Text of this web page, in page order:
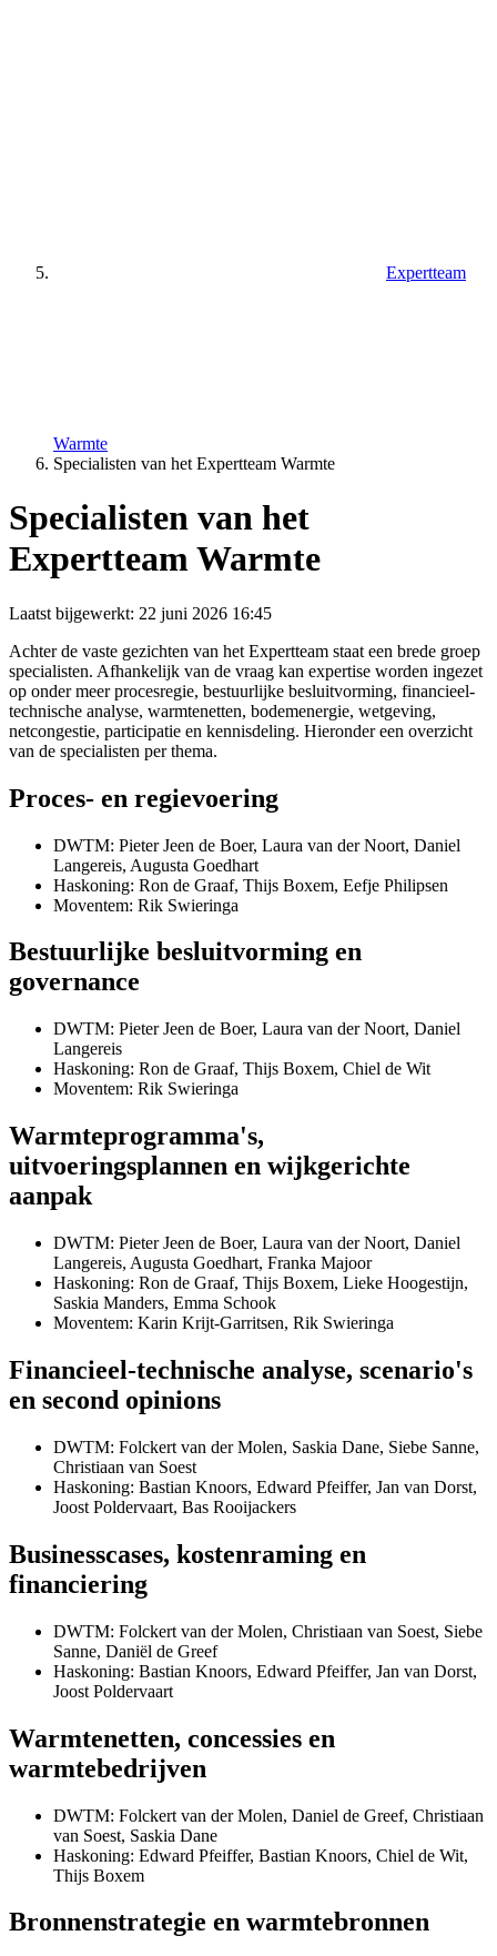
Expertteam
Warmte
Specialisten van het Expertteam Warmte
Specialisten van het
Expertteam Warmte
Laatst bijgewerkt: 22 juni 2026 16:45
Achter de vaste gezichten van het Expertteam staat een brede groep
specialisten. Afhankelijk van de vraag kan expertise worden ingezet
op onder meer procesregie, bestuurlijke besluitvorming, financieel-
technische analyse, warmtenetten, bodemenergie, wetgeving,
netcongestie, participatie en kennisdeling. Hieronder een overzicht
van de specialisten per thema.
Proces- en regievoering
DWTM: Pieter Jeen de Boer, Laura van der Noort, Daniel
Langereis, Augusta Goedhart
Haskoning: Ron de Graaf, Thijs Boxem, Eefje Philipsen
Moventem: Rik Swieringa
Bestuurlijke besluitvorming en
governance
DWTM: Pieter Jeen de Boer, Laura van der Noort, Daniel
Langereis
Haskoning: Ron de Graaf, Thijs Boxem, Chiel de Wit
Moventem: Rik Swieringa
Warmteprogramma's,
uitvoeringsplannen en wijkgerichte
aanpak
DWTM: Pieter Jeen de Boer, Laura van der Noort, Daniel
Langereis, Augusta Goedhart, Franka Majoor
Haskoning: Ron de Graaf, Thijs Boxem, Lieke Hoogestijn,
Saskia Manders, Emma Schook
Moventem: Karin Krijt-Garritsen, Rik Swieringa
Financieel-technische analyse, scenario's
en second opinions
DWTM: Folckert van der Molen, Saskia Dane, Siebe Sanne,
Christiaan van Soest
Haskoning: Bastian Knoors, Edward Pfeiffer, Jan van Dorst,
Joost Poldervaart, Bas Rooijackers
Businesscases, kostenraming en
financiering
DWTM: Folckert van der Molen, Christiaan van Soest, Siebe
Sanne, Daniël de Greef
Haskoning: Bastian Knoors, Edward Pfeiffer, Jan van Dorst,
Joost Poldervaart
Warmtenetten, concessies en
warmtebedrijven
DWTM: Folckert van der Molen, Daniel de Greef, Christiaan
van Soest, Saskia Dane
Haskoning: Edward Pfeiffer, Bastian Knoors, Chiel de Wit,
Thijs Boxem
Bronnenstrategie en warmtebronnen